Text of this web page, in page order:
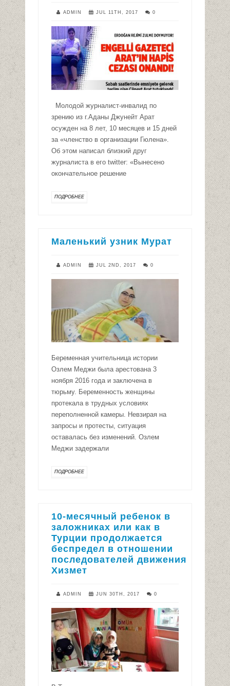
ADMIN JUL 11TH, 2017 0
Молодой журналист-инвалид по
зрению из г.Аданы Джунейт Арат
осужден на 8 лет, 10 месяцев и 15 дней
за «членство в организации Гюлена».
Об этом написал близкий друг
журналиста в его twitter: «Вынесено
окончательное решение
ПОДРОБНЕЕ
Маленький узник Мурат
ADMIN JUL 2ND, 2017 0
Беременная учительница истории
Озлем Меджи была арестована 3
ноября 2016 года и заключена в
тюрьму. Беременность женщины
протекала в трудных условиях
переполненной камеры. Невзирая на
запросы и протесты, ситуация
оставалась без изменений. Озлем
Меджи задержали
ПОДРОБНЕЕ
10-месячный ребенок в
заложниках или как в
Турции продолжается
беспредел в отношении
последователей движения
Хизмет
ADMIN JUN 30TH, 2017 0